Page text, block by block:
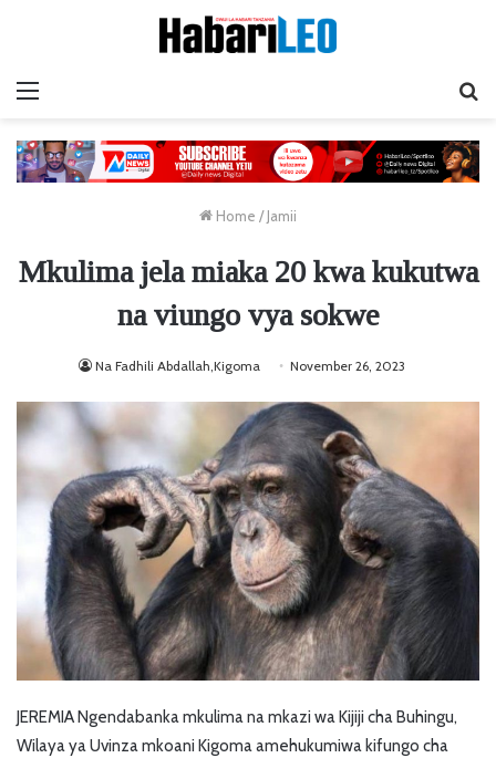
Home / Jamii
Mkulima jela miaka 20 kwa kukutwa
na viungo vya sokwe
Na Fadhili Abdallah,Kigoma November 26, 2023
JEREMIA Ngendabanka mkulima na mkazi wa Kijiji cha Buhingu,
Wilaya ya Uvinza mkoani Kigoma amehukumiwa kifungo cha